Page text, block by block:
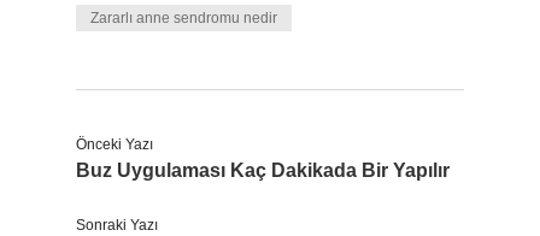
Zararlı anne sendromu nedir
Önceki Yazı
Buz Uygulaması Kaç Dakikada Bir Yapılır
Sonraki Yazı